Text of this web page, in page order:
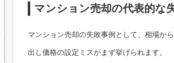
マンション売却の代表的な
マンション売却の失敗事例として、相場か
出し価格の設定ミスがまず挙げられます。